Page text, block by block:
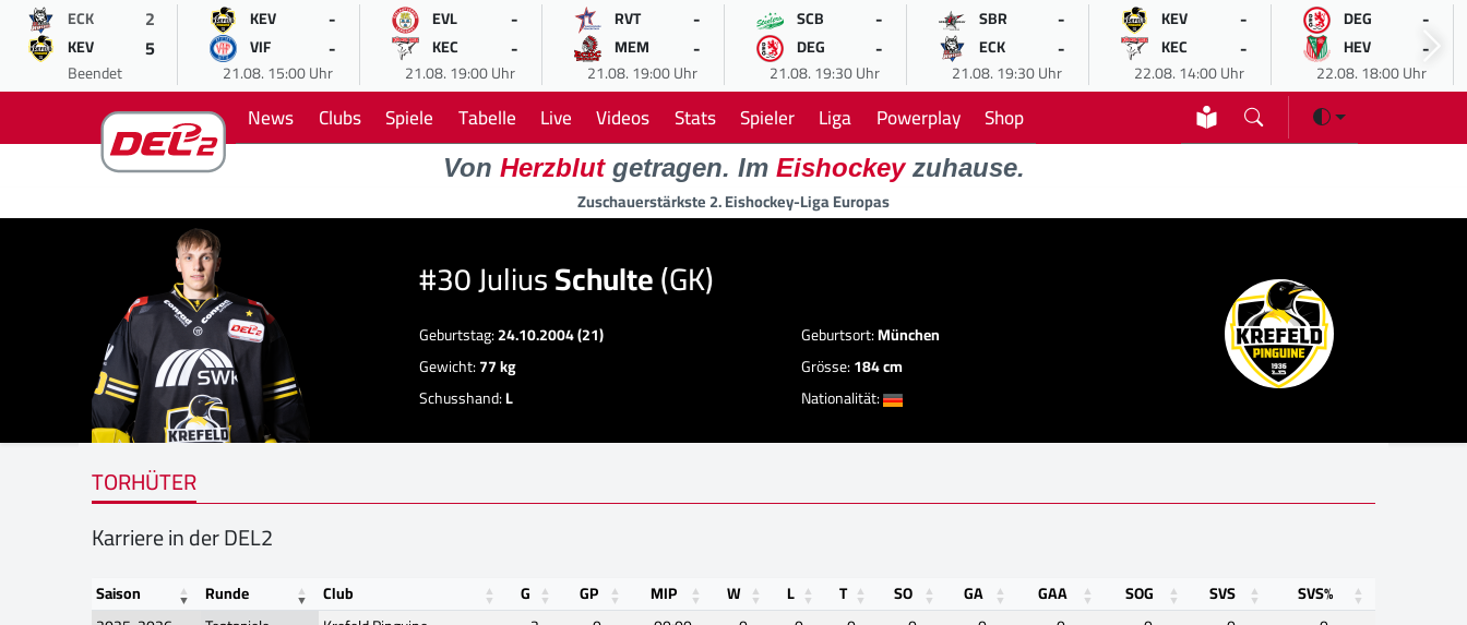
ECK 2
KEV 5
Beendet
KEV -
VIF -
21.08. 15:00 Uhr
EVL -
KEC -
21.08. 19:00 Uhr
RVT -
MEM -
21.08. 19:00 Uhr
SCB -
DEG -
21.08. 19:30 Uhr
SBR -
ECK -
21.08. 19:30 Uhr
KEV -
KEC -
22.08. 14:00 Uhr
DEG -
HEV -
22.08. 18:00 Uhr
News Clubs Spiele Tabelle Live Videos Stats Spieler Liga Powerplay Shop
Von Herzblutgetragen. Im Eishockeyzuhause.
Zuschauerstärkste 2. Eishockey-Liga Europas
#30 JuliusSchulte(GK)
Geburtstag:24.10.2004 (21) Geburtsort:München
Gewicht:77 kg Grösse:184 cm
Schusshand:L Nationalität:
TORHÜTER
Karriere in der DEL2
Saison Runde Club G GP MIP W L T SO GA GAA SOG SVS
SVS%